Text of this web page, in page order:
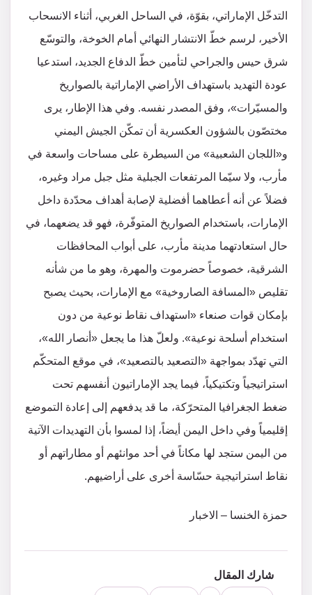
التدخّل الإماراتي، بقوّة، في الساحل الغربي، أثناء الانسحاب
الأخير، لرسم خطّ الانتشار النهائي أمام الخوخة، والتوسّع
شرق حيس والجراحي لتأمين خطّ الدفاع الجديد، استدعيا
عودة التهديد باستهداف الأراضي الإماراتية بالصواريخ
والمسيّرات»، وفق المصدر نفسه. وفي هذا الإطار، يرى
مختصّون بالشؤون العكسرية أن تمكّن الجيش اليمني
و«اللجان الشعبية» من السيطرة على مساحات واسعة في
مأرب، ولا سيّما المرتفعات الجبلية مثل جبل مراد وغيره،
فضلاً عن أنه أعطاهما أفضلية لإصابة أهداف محدّدة داخل
الإمارات، باستخدام الصواريخ المتوفّرة، فهو قد يضعهما، في
حال استعادتهما مدينة مأرب، على أبواب المحافظات
الشرقية، خصوصاً حضرموت والمهرة، وهو ما من شأنه
تقليص «المسافة الصاروخية» مع الإمارات، بحيث يصبح
بإمكان قوات صنعاء «استهداف نقاط نوعية من دون
استخدام أسلحة نوعية». ولعلّ هذا ما يجعل «أنصار الله»،
التي تهدّد بمواجهة «التصعيد بالتصعيد»، في موقع المتحكّم
استراتيجياً وتكتيكياً، فيما يجد الإماراتيون أنفسهم تحت
ضغط الجغرافيا المتحرّكة، ما قد يدفعهم إلى إعادة التموضع
إقليمياً وفي داخل اليمن أيضاً، إذا لمسوا بأن التهديدات الآتية
من اليمن ستجد لها مكاناً في أحد موانئهم أو مطاراتهم أو
نقاط استراتيجية حسّاسة أخرى على أراضيهم.
حمزة الخنسا – الاخبار
شارك المقال